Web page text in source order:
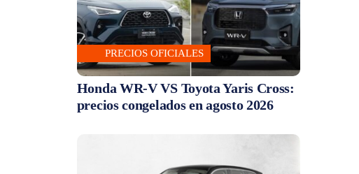
PRECIOS OFICIALES
Honda WR-V VS Toyota Yaris Cross:
precios congelados en agosto 2026